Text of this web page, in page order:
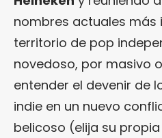
nombres actuales más
territorio de pop
novedoso, por masivo
entender el devenir de
indie en un nuevo
belicoso (elija su